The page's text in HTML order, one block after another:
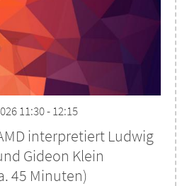
11:30 - 12:15
interpretiert Ludwig
Gideon Klein
45 Minuten)